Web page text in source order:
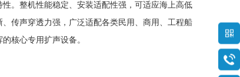
。整机性能稳定、安装适配性强，可适应海上高低
传声穿透力强，广泛适配各类民用、商用、工程船
核心专用扩声设备。